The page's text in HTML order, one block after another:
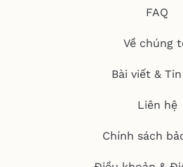
FAQ
Về chúng
Bài viết &
Liên hệ
Chính sách